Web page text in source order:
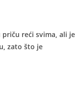
priču reći svima, ali je
zato što je